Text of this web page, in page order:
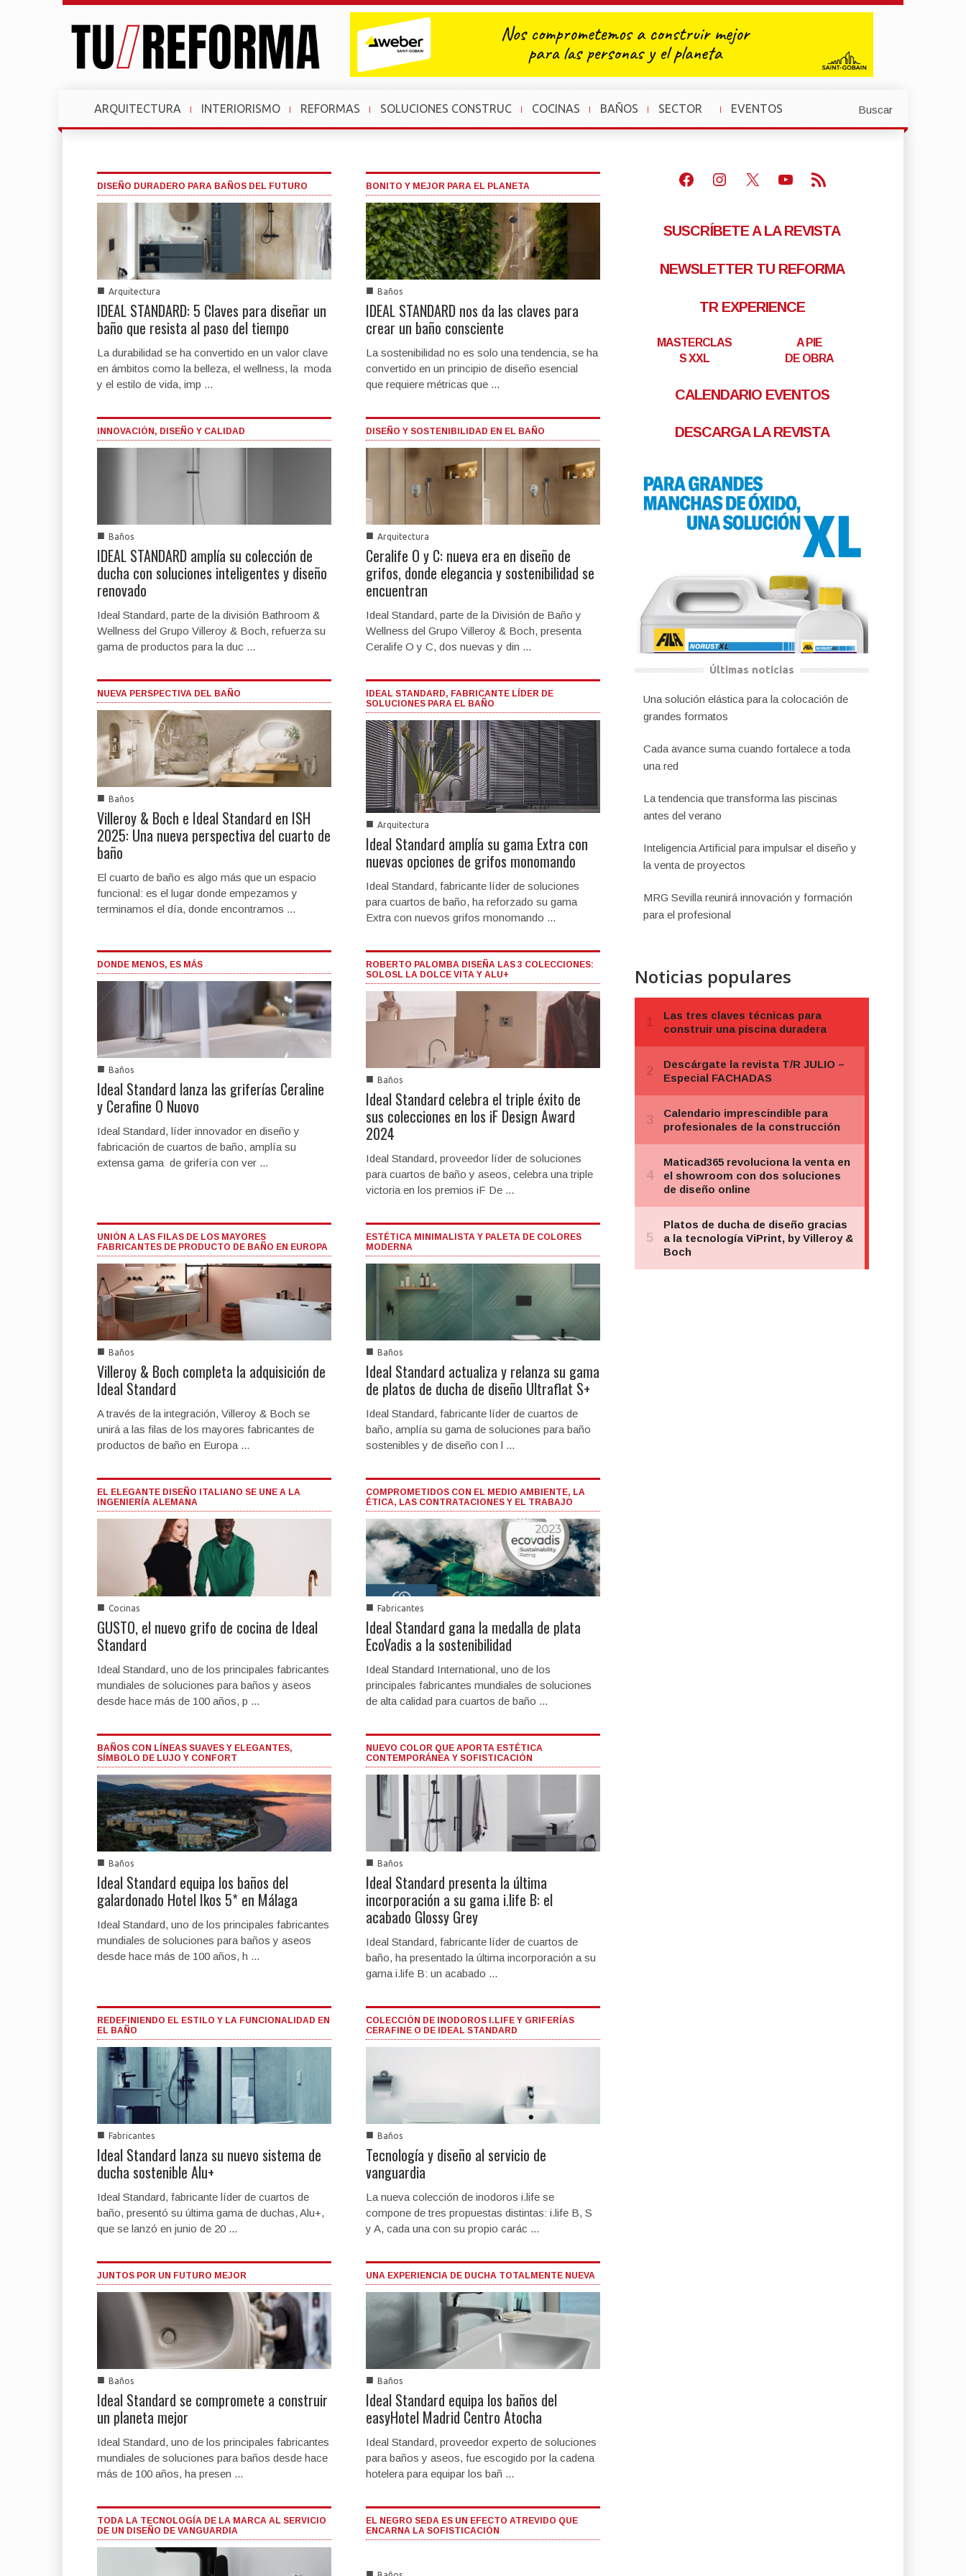
ARQUITECTURA INTERIORISMO REFORMAS SOLUCIONES CONSTRUC COCINAS BAÑOS
SECTOR
»
EVENTOS
»
Buscar
DISEÑO DURADERO PARA BAÑOS DEL FUTURO
■ Arquitectura
IDEAL STANDARD: 5 Claves para diseñar un
baño que resista al paso del tiempo
La durabilidad se ha convertido en un valor clave
en ámbitos como la belleza, el wellness, la moda
y el estilo de vida, imp ...
BONITO Y MEJOR PARA EL PLANETA
■ Baños
IDEAL STANDARD nos da las claves para
crear un baño consciente
La sostenibilidad no es solo una tendencia, se ha
convertido en un principio de diseño esencial
que requiere métricas que ...
INNOVACIÓN, DISEÑO Y CALIDAD
■ Baños
IDEAL STANDARD amplía su colección de
ducha con soluciones inteligentes y diseño
renovado
Ideal Standard, parte de la división Bathroom &
Wellness del Grupo Villeroy & Boch, refuerza su
gama de productos para la duc ...
DISEÑO Y SOSTENIBILIDAD EN EL BAÑO
■ Arquitectura
Ceralife O y C: nueva era en diseño de
grifos, donde elegancia y sostenibilidad se
encuentran
Ideal Standard, parte de la División de Baño y
Wellness del Grupo Villeroy & Boch, presenta
Ceralife O y C, dos nuevas y din ...
NUEVA PERSPECTIVA DEL BAÑO
■ Baños
Villeroy & Boch e Ideal Standard en ISH
2025: Una nueva perspectiva del cuarto de
baño
El cuarto de baño es algo más que un espacio
funcional: es el lugar donde empezamos y
terminamos el día, donde encontramos ...
IDEAL STANDARD, FABRICANTE LÍDER DE
SOLUCIONES PARA EL BAÑO
■ Arquitectura
Ideal Standard amplía su gama Extra con
nuevas opciones de grifos monomando
Ideal Standard, fabricante líder de soluciones
para cuartos de baño, ha reforzado su gama
Extra con nuevos grifos monomando ...
DONDE MENOS, ES MÁS
■ Baños
Ideal Standard lanza las griferías Ceraline
y Cerafine O Nuovo
Ideal Standard, líder innovador en diseño y
fabricación de cuartos de baño, amplía su
extensa gama de grifería con ver ...
ROBERTO PALOMBA DISEÑA LAS 3 COLECCIONES:
SOLOSL LA DOLCE VITA Y ALU+
■ Baños
Ideal Standard celebra el triple éxito de
sus colecciones en los iF Design Award
2024
Ideal Standard, proveedor líder de soluciones
para cuartos de baño y aseos, celebra una triple
victoria en los premios iF De ...
UNIÓN A LAS FILAS DE LOS MAYORES
FABRICANTES DE PRODUCTO DE BAÑO EN EUROPA
■ Baños
Villeroy & Boch completa la adquisición de
Ideal Standard
A través de la integración, Villeroy & Boch se
unirá a las filas de los mayores fabricantes de
productos de baño en Europa ...
ESTÉTICA MINIMALISTA Y PALETA DE COLORES
MODERNA
■ Baños
Ideal Standard actualiza y relanza su gama
de platos de ducha de diseño Ultraflat S+
Ideal Standard, fabricante líder de cuartos de
baño, amplía su gama de soluciones para baño
sostenibles y de diseño con l ...
EL ELEGANTE DISEÑO ITALIANO SE UNE A LA
INGENIERÍA ALEMANA
■ Cocinas
GUSTO, el nuevo grifo de cocina de Ideal
Standard
Ideal Standard, uno de los principales fabricantes
mundiales de soluciones para baños y aseos
desde hace más de 100 años, p ...
COMPROMETIDOS CON EL MEDIO AMBIENTE, LA
ÉTICA, LAS CONTRATACIONES Y EL TRABAJO
■ Fabricantes
Ideal Standard gana la medalla de plata
EcoVadis a la sostenibilidad
Ideal Standard International, uno de los
principales fabricantes mundiales de soluciones
de alta calidad para cuartos de baño ...
BAÑOS CON LÍNEAS SUAVES Y ELEGANTES,
SÍMBOLO DE LUJO Y CONFORT
■ Baños
Ideal Standard equipa los baños del
galardonado Hotel Ikos 5* en Málaga
Ideal Standard, uno de los principales fabricantes
mundiales de soluciones para baños y aseos
desde hace más de 100 años, h ...
NUEVO COLOR QUE APORTA ESTÉTICA
CONTEMPORÁNEA Y SOFISTICACIÓN
■ Baños
Ideal Standard presenta la última
incorporación a su gama i.life B: el
acabado Glossy Grey
Ideal Standard, fabricante líder de cuartos de
baño, ha presentado la última incorporación a su
gama i.life B: un acabado ...
REDEFINIENDO EL ESTILO Y LA FUNCIONALIDAD EN
EL BAÑO
■ Fabricantes
Ideal Standard lanza su nuevo sistema de
ducha sostenible Alu+
Ideal Standard, fabricante líder de cuartos de
baño, presentó su última gama de duchas, Alu+,
que se lanzó en junio de 20 ...
COLECCIÓN DE INODOROS I.LIFE Y GRIFERÍAS
CERAFINE O DE IDEAL STANDARD
■ Baños
Tecnología y diseño al servicio de
vanguardia
La nueva colección de inodoros i.life se
compone de tres propuestas distintas: i.life B, S
y A, cada una con su propio carác ...
JUNTOS POR UN FUTURO MEJOR
■ Baños
Ideal Standard se compromete a construir
un planeta mejor
Ideal Standard, uno de los principales fabricantes
mundiales de soluciones para baños desde hace
más de 100 años, ha presen ...
UNA EXPERIENCIA DE DUCHA TOTALMENTE NUEVA
■ Baños
Ideal Standard equipa los baños del
easyHotel Madrid Centro Atocha
Ideal Standard, proveedor experto de soluciones
para baños y aseos, fue escogido por la cadena
hotelera para equipar los bañ ...
TODA LA TECNOLOGÍA DE LA MARCA AL SERVICIO
DE UN DISEÑO DE VANGUARDIA
EL NEGRO SEDA ES UN EFECTO ATREVIDO QUE
ENCARNA LA SOFISTICACIÓN
Facebook
Instagram
X Youtube
Feed RSS
SUSCRÍBETE A LA REVISTA
NEWSLETTER TU REFORMA
TR EXPERIENCE
MASTERCLAS
S XXL
A PIE
DE OBRA
CALENDARIO EVENTOS
DESCARGA LA REVISTA
Últimas noticias
Una solución elástica para la colocación de
grandes formatos
Cada avance suma cuando fortalece a toda
una red
La tendencia que transforma las piscinas
antes del verano
Inteligencia Artificial para impulsar el diseño y
la venta de proyectos
MRG Sevilla reunirá innovación y formación
para el profesional
Noticias populares